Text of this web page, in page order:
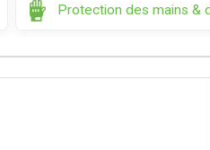
Protection des mains &